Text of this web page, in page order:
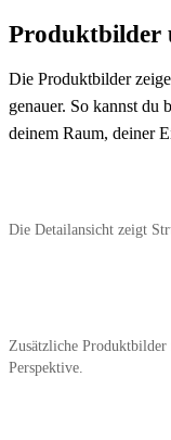
Produktbilder
Die Produktbilder
genauer. So kannst du
deinem Raum, deiner
Die Detailansicht zeigt
Zusätzliche Produktbilder
Perspektive.